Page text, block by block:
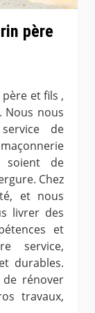
père
et fils ,
Nous nous
de
soient de
Chez
et nous
livrer des
et
service,
durables.
rénover
travaux,